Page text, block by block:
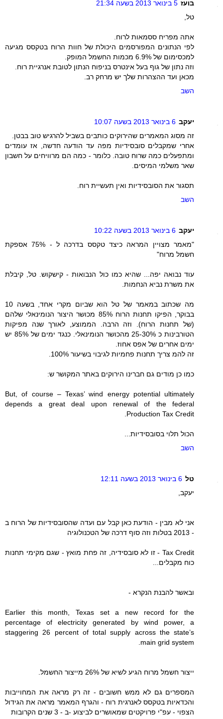
בועז 5 בינואר 2013 בשעה 21:34
טל,
אתה מפריח ססמאות לרוח.
לפי הנתונים המפורסמים היכולת של חוות הרוח בטקסס מגיעה
למכסימום של 6.9% מכמות החשמל המופק.
וזה נתון של גוף בעל אינטרס בניפוח הנתון לטובת אנרגיית רוח.
מכאן ועד ההצהרות שלך יש מרחק רב.
השב
יעקב 6 בינואר 2013 בשעה 10:07
זה מסוג המאמרים שהירוקים כותבים בשביל להרגיש טוב בבטן.
אחרי שמקבלים סובסידיות מפה עד הודעה חדשה, אז עומדים
ומתפעלים כמה שרוח טובה. כלומר - כמה הם מרוויחים על חשבון
שאר משלמי המיסים.
תסגור את הסובסידיות ואין תעשיית רוח.
השב
יעקב 6 בינואר 2013 בשעה 10:22
"מאמר מצויין המראה כיצד טקסס בדרכה ל - 75% אספקת
חשמל מרוח"
עוד נבואה יפה... שהיא כמו כול הנבואות - קישקוש. טל, קיבלת
את משרת נביא הנחמות.
מה שכתוב במאמר של טל הוא שביום מקרי אחד, בשעה 10
בבוקר, הפיקו תחנות הרוח 85% מכושר היצור הנומינאלי שלהם
(של תחנות הרוח). וזה הרבה. הממוצע, לאורך שנה מפיקות
הטורבינות כ 25-30% מהכושר הנומינאלי. כנגד ימים של 85% יש
ימים אחרים של אפס אחוז.
זה להמ צריך תחנות פחמיות לגיבוי בשיעור 100%.
כמו כן מודים גם חברינו הירוקים באתר המקושר ש:
But, of course – Texas’ wind energy potential ultimately
depends a great deal upon renewal of the federal
Production Tax Credit.
הכול תלוי בסובסידיות...
השב
טל 6 בינואר 2013 בשעה 12:11
יעקב,
אני לא מבין - הודעת כאן קבל עם ועדה שהסובסידיות של הרוח ב
- 2013 בטלות וזה סוף דרכה של הטכנולוגיה
Tax Credit - זו לא סובסידיה, זה פחת מואץ - שגם מקימי תחנות
כוח מקבלים...
ובאשר להבנת הנקרא -
Earlier this month, Texas set a new record for the
percentage of electricity generated by wind power, a
staggering 26 percent of total supply across the state’s
main grid system.
ייצור חשמל מרוח הגיע לשיא של 26% מייצור החשמל.
המספרים גם לא ממש חשובים - זה רק מראה את המחוייבות
והכדאיות בטקסס לאנרגית רוח - והגרף המאמר מראה את הגידול
הצפוי - עפ"י פרויקטים שמאושרים לביצוע -ב - 3 שנים הקרובות